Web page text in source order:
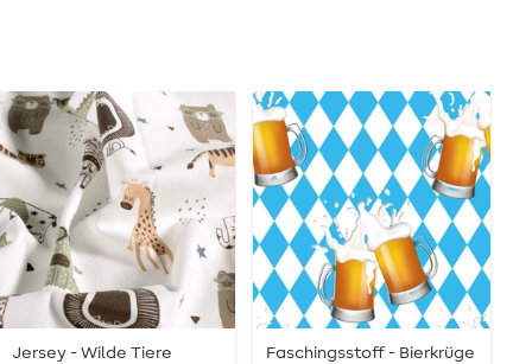
Jersey - Wilde Tiere
Faschingsstoff - Bierkrüge